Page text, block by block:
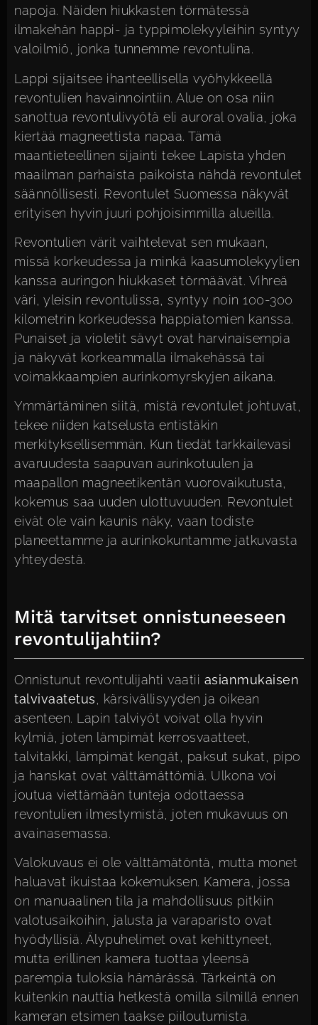
napoja. Näiden hiukkasten törmätessä
ilmakehän happi- ja typpimolekyyleihin syntyy
valoilmiö, jonka tunnemme revontulina.
Lappi sijaitsee ihanteellisella vyöhykkeellä
revontulien havainnointiin. Alue on osa niin
sanottua revontulivyötä eli auroral ovalia, joka
kiertää magneettista napaa. Tämä
maantieteellinen sijainti tekee Lapista yhden
maailman parhaista paikoista nähdä revontulet
säännöllisesti. Revontulet Suomessa näkyvät
erityisen hyvin juuri pohjoisimmilla alueilla.
Revontulien värit vaihtelevat sen mukaan,
missä korkeudessa ja minkä kaasumolekyylien
kanssa auringon hiukkaset törmäävät. Vihreä
väri, yleisin revontulissa, syntyy noin 100-300
kilometrin korkeudessa happiatomien kanssa.
Punaiset ja violetit sävyt ovat harvinaisempia
ja näkyvät korkeammalla ilmakehässä tai
voimakkaampien aurinkomyrskyjen aikana.
Ymmärtäminen siitä, mistä revontulet johtuvat,
tekee niiden katselusta entistäkin
merkityksellisemmän. Kun tiedät tarkkailevasi
avaruudesta saapuvan aurinkotuulen ja
maapallon magneetikentän vuorovaikutusta,
kokemus saa uuden ulottuvuuden. Revontulet
eivät ole vain kaunis näky, vaan todiste
planeettamme ja aurinkokuntamme jatkuvasta
yhteydestä.
Mitä tarvitset onnistuneeseen
revontulijahtiin?
Onnistunut revontulijahti vaatii asianmukaisen
talvivaatetus , kärsivällisyyden ja oikean
asenteen. Lapin talviyöt voivat olla hyvin
kylmiä, joten lämpimät kerrosvaatteet,
talvitakki, lämpimät kengät, paksut sukat, pipo
ja hanskat ovat välttämättömiä. Ulkona voi
joutua viettämään tunteja odottaessa
revontulien ilmestymistä, joten mukavuus on
avainasemassa.
Valokuvaus ei ole välttämätöntä, mutta monet
haluavat ikuistaa kokemuksen. Kamera, jossa
on manuaalinen tila ja mahdollisuus pitkiin
valotusaikoihin, jalusta ja varaparisto ovat
hyödyllisiä. Älypuhelimet ovat kehittyneet,
mutta erillinen kamera tuottaa yleensä
parempia tuloksia hämärässä. Tärkeintä on
kuitenkin nauttia hetkestä omilla silmillä ennen
kameran etsimen taakse piiloutumista.